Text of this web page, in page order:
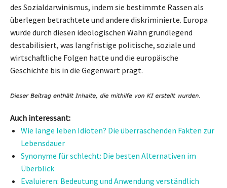
des Sozialdarwinismus, indem sie bestimmte Rassen als
überlegen betrachtete und andere diskriminierte. Europa
wurde durch diesen ideologischen Wahn grundlegend
destabilisiert, was langfristige politische, soziale und
wirtschaftliche Folgen hatte und die europäische
Geschichte bis in die Gegenwart prägt.
Auch interessant:
Wie lange leben Idioten? Die überraschenden Fakten zur
Lebensdauer
Synonyme für schlecht: Die besten Alternativen im
Überblick
Evaluieren: Bedeutung und Anwendung verständlich